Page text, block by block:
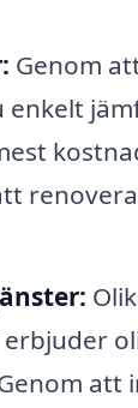
Genom
enkelt
att